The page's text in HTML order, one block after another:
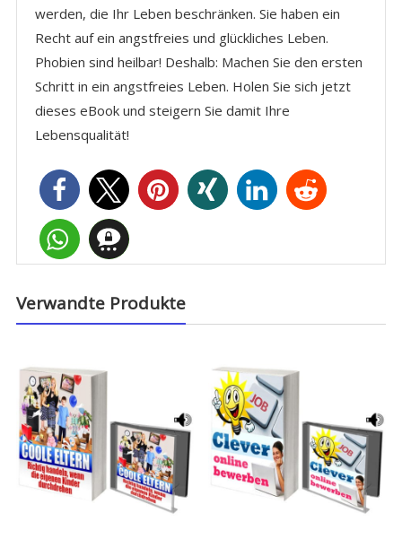
werden, die Ihr Leben beschränken. Sie haben ein
Recht auf ein angstfreies und glückliches Leben.
Phobien sind heilbar! Deshalb: Machen Sie den ersten
Schritt in ein angstfreies Leben. Holen Sie sich jetzt
dieses eBook und steigern Sie damit Ihre
Lebensqualität!
Verwandte Produkte